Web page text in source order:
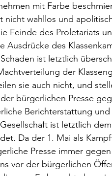
mit Farbe
nicht wahllos und
Feinde des Proletariats
des
ist letztlich
der
sie auch nicht, und
bürgerlichen Presse
Berichterstattung und
ist letztlich dem
Da der 1. Mai als
Presse immer
vor der bürgerlichen